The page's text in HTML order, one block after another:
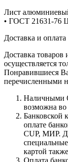
Лист
• ГОСТ 21631-76
Доставка и оплата
Доставка товаров
осуществляется
Понравившиеся
перечисленными
Наличными
возможна во
Банковской
оплате
CUP, МИР.
картой
Оплата